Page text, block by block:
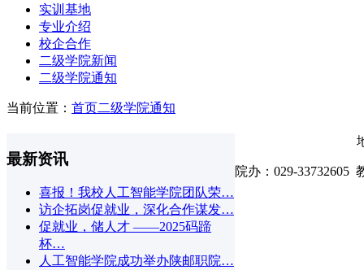
实训基地
专业介绍
校企合作
二级学院新闻
二级学院通知
当前位置： 首页二级学院通知
最新资讯
喜报！我校人工智能学院团队荣…
访企拓岗促就业，深化合作谋发…
促就业，储人才 ——2025码蹄
杯…
人工智能学院成功举办陕邮职院…
院办：029-33732605